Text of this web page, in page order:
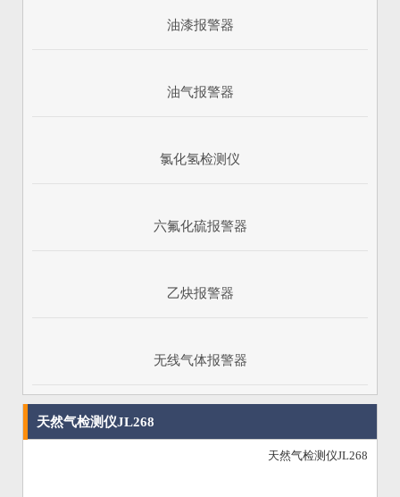
油漆报警器
油气报警器
氯化氢检测仪
六氟化硫报警器
乙炔报警器
无线气体报警器
天然气检测仪JL268
天然气检测仪JL268